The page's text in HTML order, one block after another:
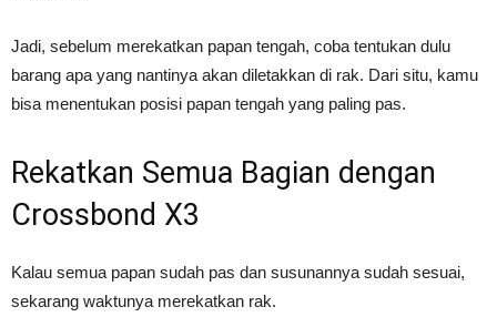
Jadi, sebelum merekatkan papan tengah, coba tentukan dulu
barang apa yang nantinya akan diletakkan di rak. Dari situ, kamu
bisa menentukan posisi papan tengah yang paling pas.
Rekatkan Semua Bagian dengan
Crossbond X3
Kalau semua papan sudah pas dan susunannya sudah sesuai,
sekarang waktunya merekatkan rak.